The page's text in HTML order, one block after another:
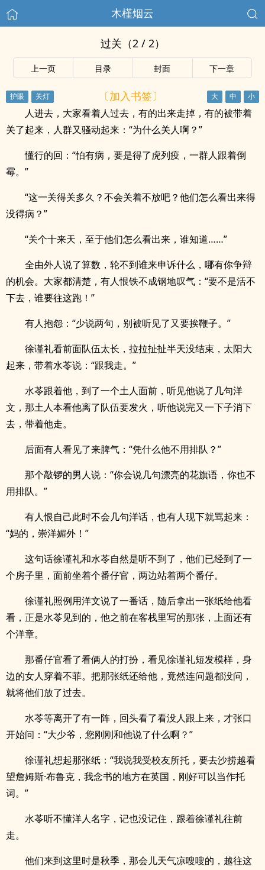
木槿烟云
过关（2 / 2）
上一页 目录 封面 下一章
〔加入书签〕
人进去，大家看着人过去，有的出来走掉，有的被带着
关了起来，人群又骚动起来：“为什么关人啊？”
懂行的回：“怕有病，要是得了虎列疫，一群人跟着倒
霉。”
“这一关得关多久？不会关着不放吧？他们怎么看出来得
没得病？”
“关个十来天，至于他们怎么看出来，谁知道……”
全由外人说了算数，轮不到谁来申诉什么，哪有你争辩
的机会。大家都清楚，有人恨铁不成钢地叹气：“要不是活不
下去，谁要往这跑！”
有人抱怨：“少说两句，别被听见了又要挨鞭子。”
徐谨礼看前面队伍太长，拉拉扯扯半天没结束，太阳大
起来，带着水苓说：“跟我走。”
水苓跟着他，到了一个土人面前，听见他说了几句洋
文，那土人本看他离了队伍要发火，听他说完又一下子消下
去，带着他走。
后面有人看见了来脾气：“凭什么他不用排队？”
那个敲锣的男人说：“你会说几句漂亮的花旗语，你也不
用排队。”
有人恨自己此时不会几句洋话，也有人现下就骂起来：
“妈的，崇洋媚外！”
这句话徐谨礼和水苓自然是听不到了，他们已经到了一
个房子里，面前坐着个番仔官，两边站着两个番仔。
徐谨礼照例用洋文说了一番话，随后拿出一张纸给他看
看，正是水苓见到的，他之前在客栈里写的那张，上面还有
个洋章。
那番仔官看了看俩人的打扮，看见徐谨礼短发模样，身
边的女人穿着不菲。把那张纸还给他，竟然连问题都没问，
就将他们放了过去。
水苓等离开了有一阵，回头看了看没人跟上来，才张口
开始问：“大少爷，您刚刚和他说了什么啊？”
徐谨礼想起那张纸：“我说我受校友所托，要去沙捞越看
望詹姆斯·布鲁克，我念书的地方在英国，刚好可以当作托
词。”
水苓听不懂洋人名字，记也没记住，跟着徐谨礼往前
走。
他们来到这里时是秋季，那会儿天气凉嗖嗖的，越往这